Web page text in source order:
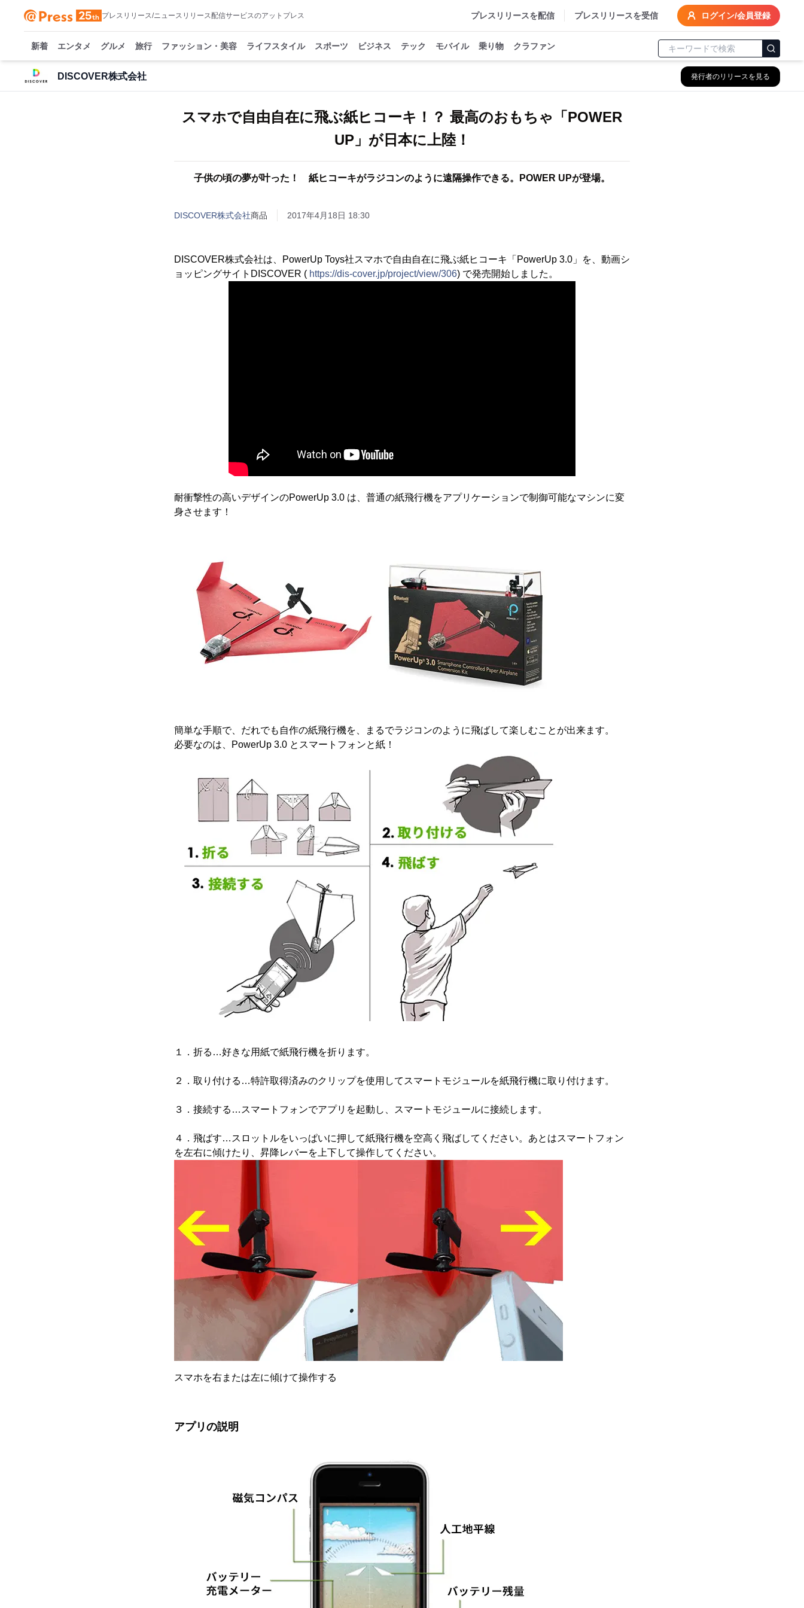
プレスリリース/ニュースリリース配信サービスのアットプレス プレスリリースを配信 プレスリリースを受信 ログイン/会員登録
新着 エンタメ グルメ 旅行 ファッション・美容 ライフスタイル スポーツ ビジネス テック モバイル 乗り物 クラファン
DISCOVER株式会社 発行者のリリースを見る
スマホで自由自在に飛ぶ紙ヒコーキ！？ 最高のおもちゃ「POWER
UP」が日本に上陸！
子供の頃の夢が叶った！ 紙ヒコーキがラジコンのように遠隔操作できる。POWER UPが登場。
DISCOVER株式会社商品 2017年4月18日 18:30
DISCOVER株式会社は、PowerUp Toys社スマホで自由自在に飛ぶ紙ヒコーキ「PowerUp 3.0」を、動画シ
ョッピングサイトDISCOVER ( https://dis-cover.jp/project/view/306) で発売開始しました。
耐衝撃性の高いデザインのPowerUp 3.0 は、普通の紙飛行機をアプリケーションで制御可能なマシンに変
身させます！
簡単な手順で、だれでも自作の紙飛行機を、まるでラジコンのように飛ばして楽しむことが出来ます。
必要なのは、PowerUp 3.0 とスマートフォンと紙！
１．折る…好きな用紙で紙飛行機を折ります。
２．取り付ける…特許取得済みのクリップを使用してスマートモジュールを紙飛行機に取り付けます。
３．接続する…スマートフォンでアプリを起動し、スマートモジュールに接続します。
４．飛ばす…スロットルをいっぱいに押して紙飛行機を空高く飛ばしてください。あとはスマートフォン
を左右に傾けたり、昇降レバーを上下して操作してください。
スマホを右または左に傾けて操作する
アプリの説明